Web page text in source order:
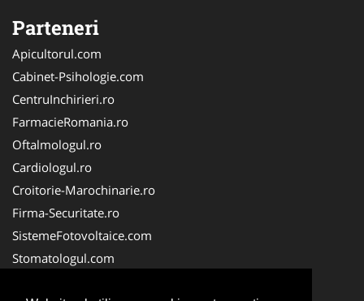
Parteneri
Apicultorul.com
Cabinet-Psihologie.com
CentruInchirieri.ro
FarmacieRomania.ro
Oftalmologul.ro
Cardiologul.ro
Croitorie-Marochinarie.ro
Firma-Securitate.ro
SistemeFotovoltaice.com
Stomatologul.com